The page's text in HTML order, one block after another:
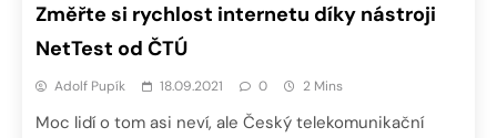
Změřte si rychlost internetu díky nástroji
NetTest od ČTÚ
Adolf Pupík 18.09.2021 0 2 Mins
Moc lidí o tom asi neví, ale Český telekomunikační